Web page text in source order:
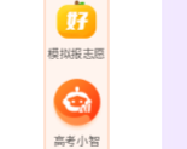
模拟报志愿
高考小智